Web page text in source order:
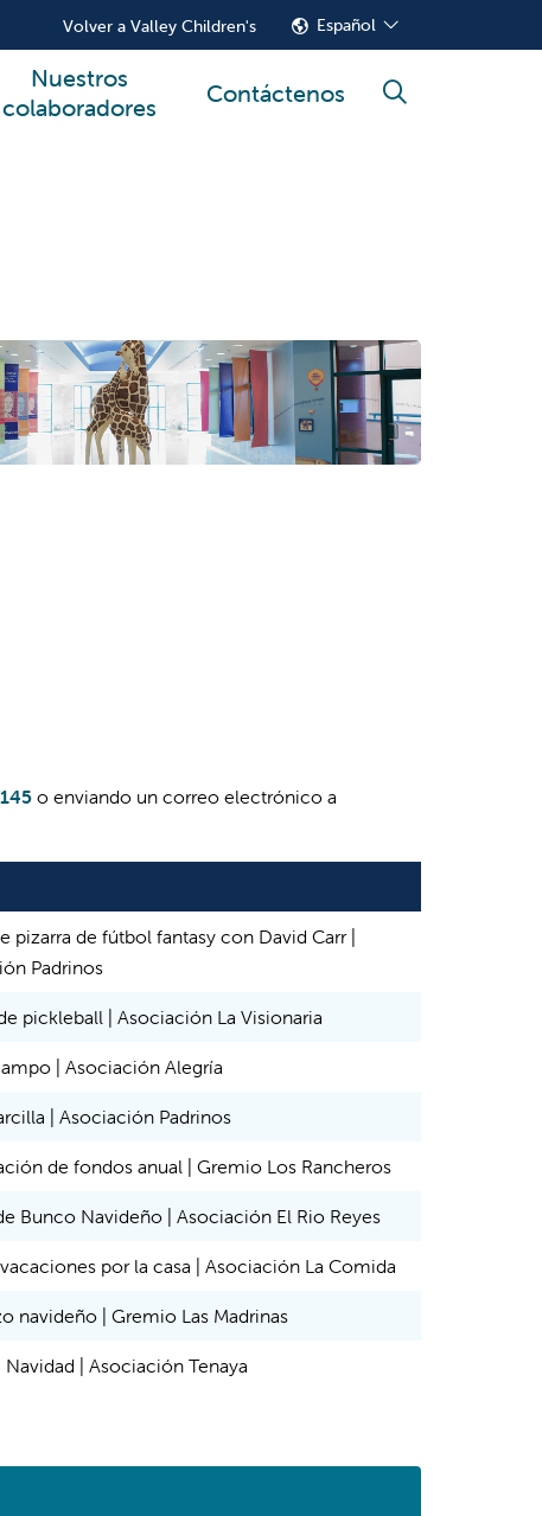
Volver a Valley Children's Español
Nuestros
colaboradores
Contáctenos buscar
o enviando un correo electrónico a
pizarra de fútbol fantasy con David Carr |
Padrinos
pickleball | Asociación La Visionaria
| Asociación Alegría
| Asociación Padrinos
de fondos anual | Gremio Los Rancheros
Bunco Navideño | Asociación El Rio Reyes
por la casa | Asociación La Comida
navideño | Gremio Las Madrinas
Navidad | Asociación Tenaya